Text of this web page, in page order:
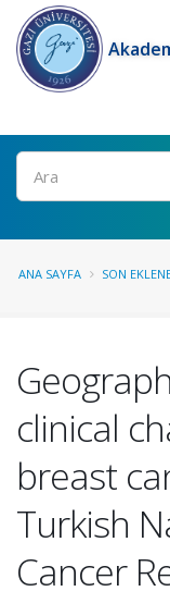
Ara
ANA SAYFA SON
clinical
breast
Turkish
Cancer